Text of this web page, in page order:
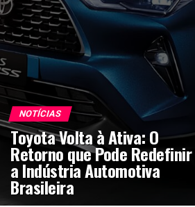
NOTÍCIAS
Toyota Volta à Ativa: O
Retorno que Pode Redefinir
a Indústria Automotiva
Brasileira